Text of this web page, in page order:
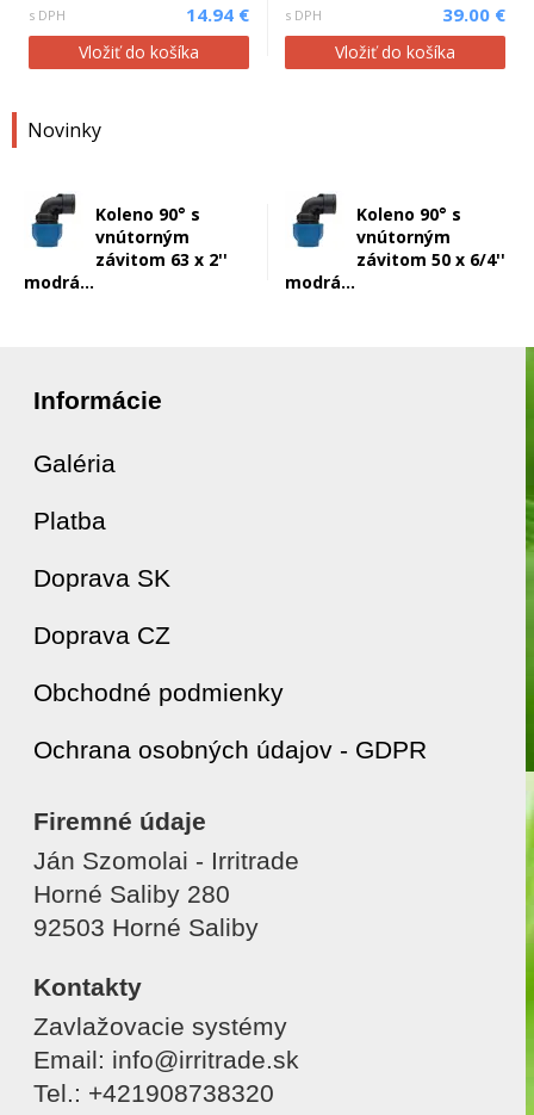
s DPH 14.94 €
Vložiť do košíka
s DPH 39.00 €
Vložiť do košíka
Novinky
Koleno 90° s
vnútorným
závitom 63 x 2''
modrá...
Koleno 90° s
vnútorným
závitom 50 x 6/4''
modrá...
Informácie
Galéria
Platba
Doprava SK
Doprava CZ
Obchodné podmienky
Ochrana osobných údajov - GDPR
Firemné údaje
Ján Szomolai - Irritrade
Horné Saliby 280
92503 Horné Saliby
Kontakty
Zavlažovacie systémy
Email: info@irritrade.sk
Tel.: +421908738320